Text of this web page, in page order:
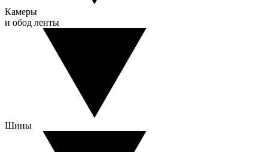
Камеры
и обод ленты
Шины